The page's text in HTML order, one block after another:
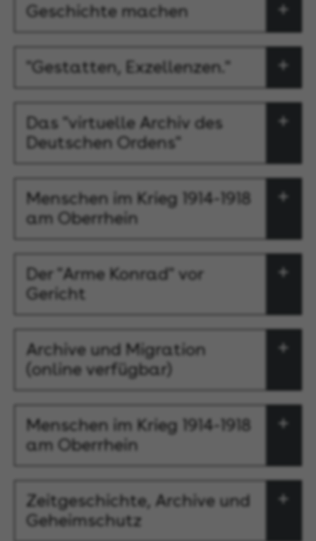
Geschichte machen
"Gestatten, Exzellenzen."
Das "virtuelle Archiv des
Deutschen Ordens"
Menschen im Krieg 1914-1918
am Oberrhein
Der "Arme Konrad" vor
Gericht
Archive und Migration
(online verfügbar)
Menschen im Krieg 1914-1918
am Oberrhein
Zeitgeschichte, Archive und
Geheimschutz